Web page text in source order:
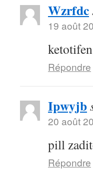
Wzrfdc
19 août
Répondre
Ipwyjb
20 août
pill
Répondre